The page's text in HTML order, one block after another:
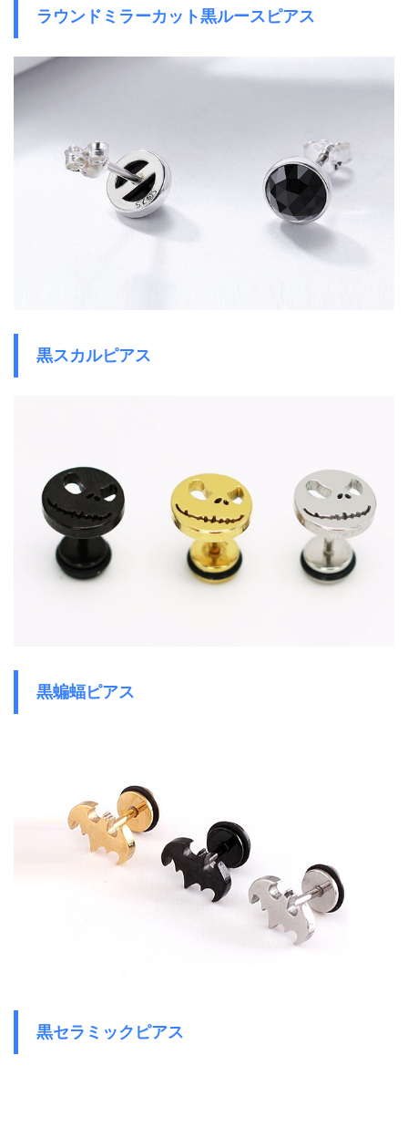
ラウンドミラーカット黒ルースピアス
黒スカルピアス
黒蝙蝠ピアス
黒セラミックピアス